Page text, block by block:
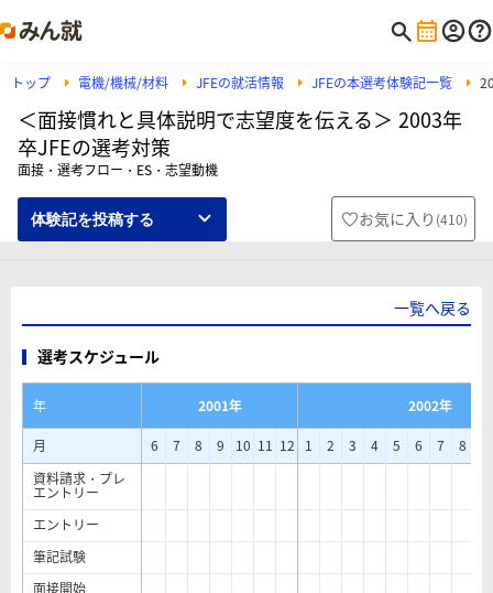
トップ 電機/機械/材料 JFEの就活情報 JFEの本選考体験記一覧
＜面接慣れと具体説明で志望度を伝える＞ 2003年
卒JFEの選考対策
面接・選考フロー・ES・志望動機
体験記を投稿する お気に入り (410)
一覧へ戻る
選考スケジュール
年 2001年
2002年
月
6 7 8 9 10 11 12 1 2 3 4 5 6 7 8
資料請求・プレ
エントリー
エントリー
筆記試験
面接開始